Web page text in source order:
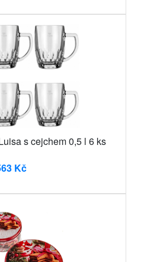
s cejchem 0,5 l 6 ks
Kč